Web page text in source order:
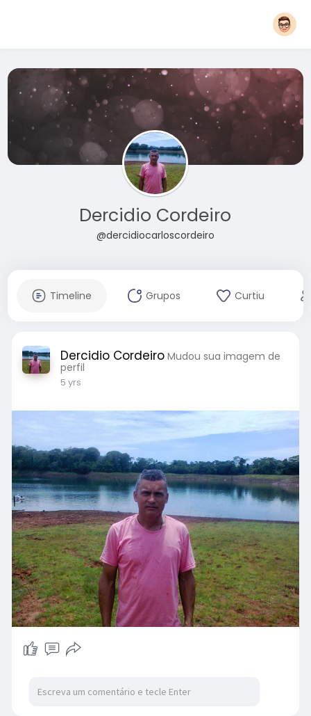
Dercidio Cordeiro
@dercidiocarloscordeiro
Timeline Grupos Curtiu
Dercidio Cordeiro Mudou sua imagem de
perfil
5 yrs